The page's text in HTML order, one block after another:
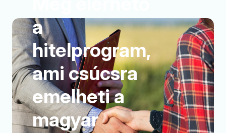
a
hitelprogram,
ami csúcsra
emelheti a
magyar